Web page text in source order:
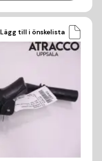
Lägg till i önskelista